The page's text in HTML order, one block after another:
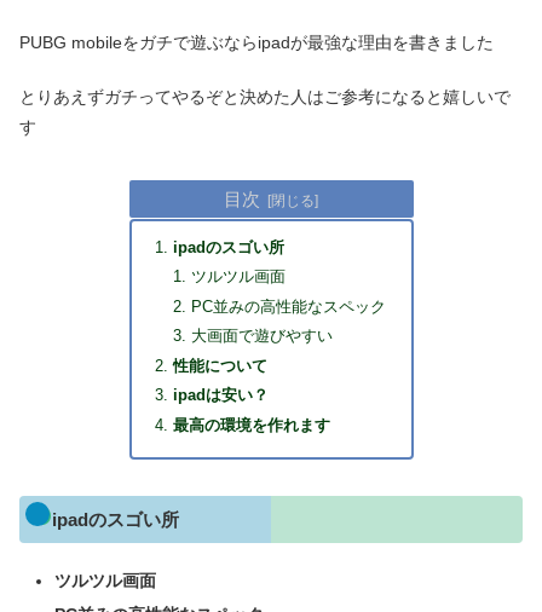
PUBG mobileをガチで遊ぶならipadが最強な理由を書きました
とりあえずガチってやるぞと決めた人はご参考になると嬉しいで
す
目次
ipadのスゴい所
ツルツル画面
PC並みの高性能なスペック
大画面で遊びやすい
性能について
ipadは安い？
最高の環境を作れます
ipadのスゴい所
ツルツル画面